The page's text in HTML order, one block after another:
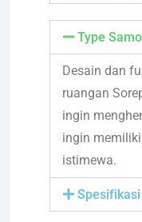
Type
Desain dan
ruangan
ingin
ingin
istimewa.
Spesifikasi